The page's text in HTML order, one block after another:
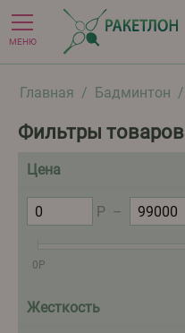
МЕНЮ
Главная / Бадминтон /
Фильтры товаров
Цена
Р –
0 Р
Жесткость